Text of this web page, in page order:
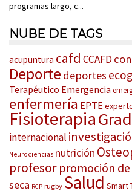
programas largo, c...
NUBE DE TAGS
acupuntura cafd CCAFD
Deporte deportes
Terapéutico Emergencia
enfermería EPTE
Fisioterapia
internacional
Neurociencias nutrición
profesor promoción
seca RCP rugby Salud Smart